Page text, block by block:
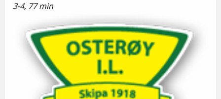
3-4, 77 min